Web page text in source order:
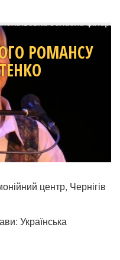
РОМАНСУ
центр, Чернігів
Українська